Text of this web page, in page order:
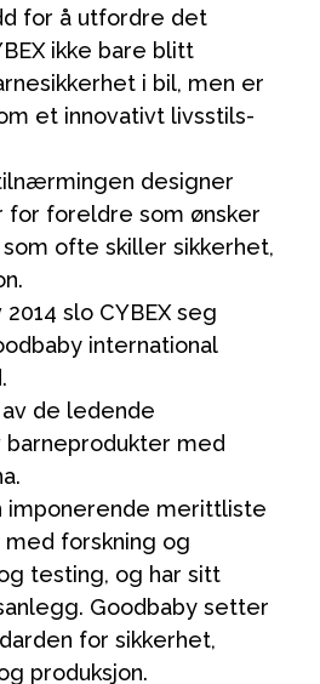
for å utfordre det
ikke bare blitt
i bil, men er
et innovativt livsstils-
designer
for foreldre som ønsker
ofte skiller sikkerhet,
slo CYBEX seg
international
de ledende
barneprodukter med
imponerende merittliste
med forskning og
testing, og har sitt
Goodbaby setter
for sikkerhet,
produksjon.